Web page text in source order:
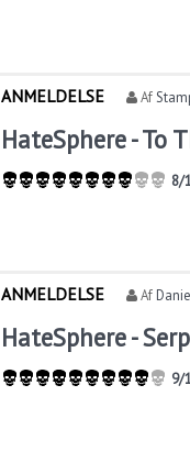
ANMELDELSE Af
HateSphere - To
8/
ANMELDELSE Af
HateSphere -
9/